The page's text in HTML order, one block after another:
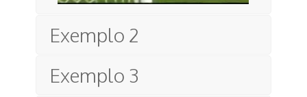
Exemplo 2
Exemplo 3